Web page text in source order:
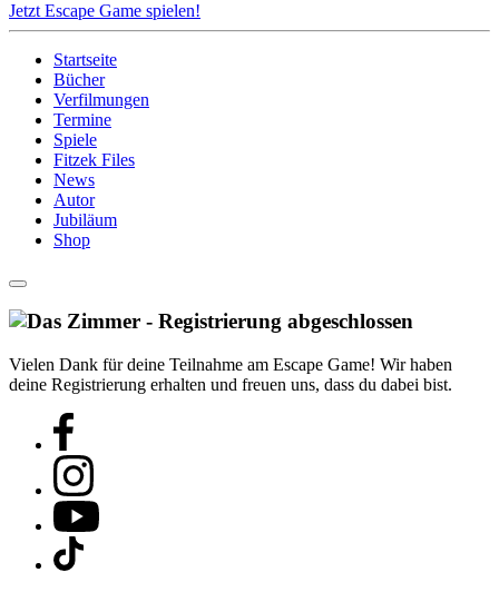
Jetzt Escape Game spielen!
Startseite
Bücher
Verfilmungen
Termine
Spiele
Fitzek Files
News
Autor
Jubiläum
Shop
Vielen Dank für deine Teilnahme am Escape Game! Wir haben
deine Registrierung erhalten und freuen uns, dass du dabei bist.